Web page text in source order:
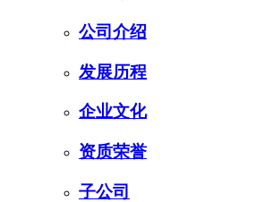
公司介绍
发展历程
企业文化
资质荣誉
子公司